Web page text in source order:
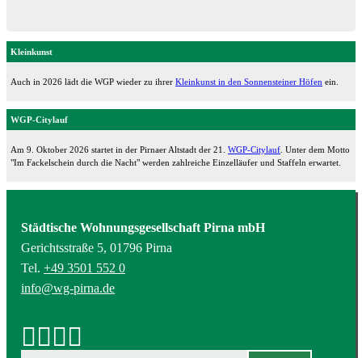
Kleinkunst
Auch in 2026 lädt die WGP wieder zu ihrer Kleinkunst in den Sonnensteiner Höfen ein.
WGP-Citylauf
Am 9. Oktober 2026 startet in der Pirnaer Altstadt der 21. WGP-Citylauf . Unter dem Motto
"Im Fackelschein durch die Nacht" werden zahlreiche Einzelläufer und Staffeln erwartet.
Städtische Wohnungsgesellschaft Pirna mbH
Gerichtsstraße 5, 01796 Pirna
Tel. +49 3501 552 0
info@wg-pirna.de